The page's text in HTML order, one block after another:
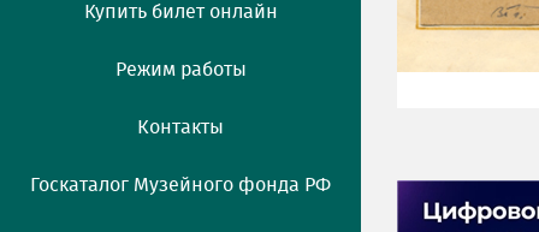
Купить билет онлайн
Режим работы
Контакты
Госкаталог Музейного фонда РФ